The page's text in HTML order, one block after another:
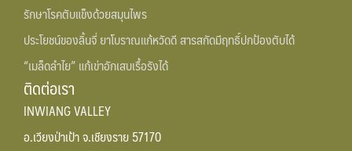
รักษาโรคตับแข็งด้วยสมุนไพร
ประโยชน์ของลิ้นจี่ ยาโบราณแก้หวัดดี สารสกัดมีฤทธิ์ปกป้องตับได้
“เมล็ดลำไย” แก้เข่าอักเสบเรื้อรังได้
ติดต่อเรา
INWIANG VALLEY
อ.เวียงป่าเป้า จ.เชียงราย 57170